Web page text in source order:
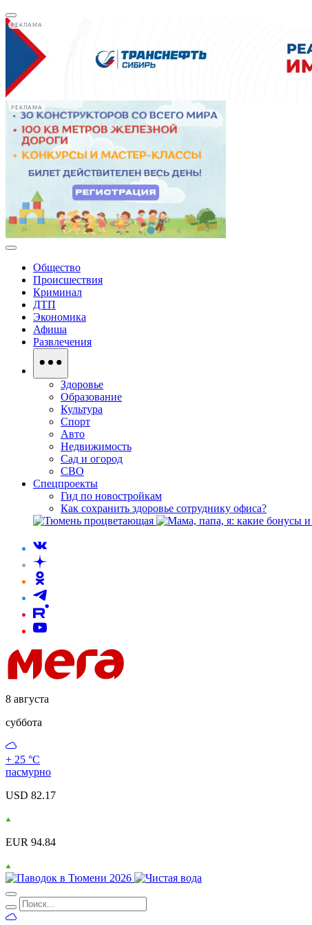
РЕКЛАМА
РЕКЛАМА
Общество
Происшествия
Криминал
ДТП
Экономика
Афиша
Развлечения
Здоровье
Образование
Культура
Спорт
Авто
Недвижимость
Сад и огород
СВО
Спецпроекты
Гид по новостройкам
Как сохранить здоровье сотруднику офиса?
8 августа
суббота
+ 25 °С
пасмурно
USD 82.17
EUR 94.84